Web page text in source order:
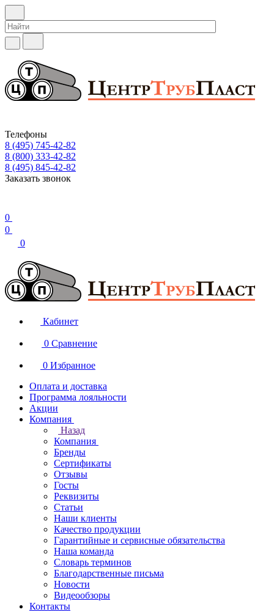
Телефоны
8 (495) 745-42-82
8 (800) 333-42-82
8 (495) 845-42-82
Заказать звонок
0
0
0
Кабинет
0 Сравнение
0 Избранное
Оплата и доставка
Программа лояльности
Акции
Компания
Назад
Компания
Бренды
Сертификаты
Отзывы
Госты
Реквизиты
Статьи
Наши клиенты
Качество продукции
Гарантийные и сервисные обязательства
Наша команда
Словарь терминов
Благодарственные письма
Новости
Видеообзоры
Контакты